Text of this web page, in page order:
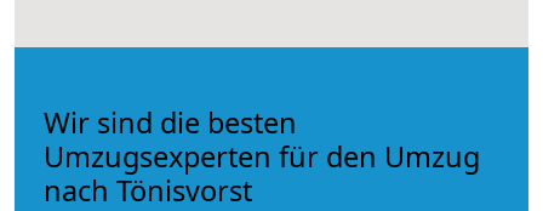
Wir sind die besten
Umzugsexperten für den Umzug
nach Tönisvorst